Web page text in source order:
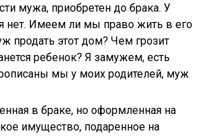
мужа, приобретен до брака. У
нет. Имеем ли мы право жить в его
продать этот дом? Чем грозит
ребенок? Я замужем, есть
мы у моих родителей, муж
в браке, но оформленная на
имущество, подаренное на